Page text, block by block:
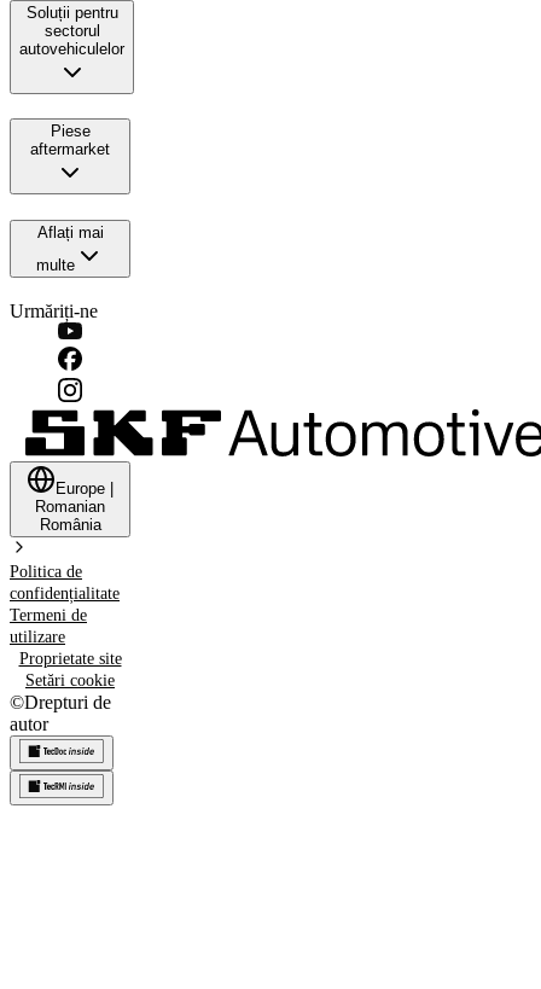
Soluții pentru
sectorul
autovehiculelor
Piese
aftermarket
Aflați mai
multe
Urmăriți-ne
Europe
Romanian
România
Politica de
confidențialitate
Termeni de
utilizare
Proprietate site
Setări cookie
©Drepturi de
autor